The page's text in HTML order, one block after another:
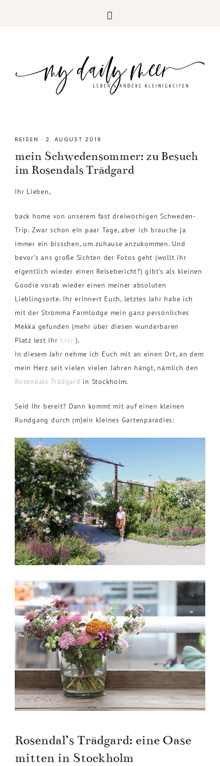
REISEN · 2. AUGUST 2019
mein Schwedensommer: zu Besuch
im Rosendals Trädgard
Ihr Lieben,
back home von unserem fast dreiwöchigen Schweden-
Trip. Zwar schon ein paar Tage, aber ich brauche ja
immer ein bisschen, um zuhause anzukommen. Und
bevor’s ans große Sichten der Fotos geht (wollt ihr
eigentlich wieder einen Reisebericht?) gibt’s als kleinen
Goodie vorab wieder einen meiner absoluten
Lieblingsorte. Ihr erinnert Euch, letztes Jahr habe ich
mit der Strömma Farmlodge mein ganz persönliches
Mekka gefunden (mehr über diesen wunderbaren
Platz lest Ihr hier ).
In diesem Jahr nehme ich Euch mit an einen Ort, an dem
mein Herz seit vielen vielen Jahren hängt, nämlich den
Rosendals Trädgard in Stockholm.
Seid Ihr bereit? Dann kommt mit auf einen kleinen
Rundgang durch (m)ein kleines Gartenparadies:
Rosendal’s Trädgard: eine Oase
mitten in Stockholm